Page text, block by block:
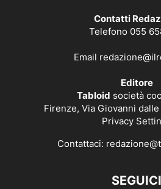
Contatti
Telefono 055
Email
Editore
Tabloid società
Firenze, Via Giovanni
Privacy
Contattaci:
SEGUICI